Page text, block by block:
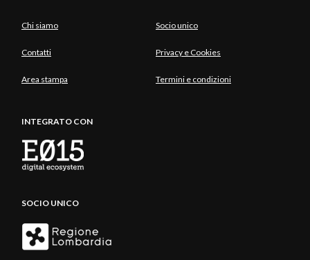
Chi siamo Socio unico
Contatti Privacy e Cookies
Area stampa Termini e condizioni
INTEGRATO CON
SOCIO UNICO